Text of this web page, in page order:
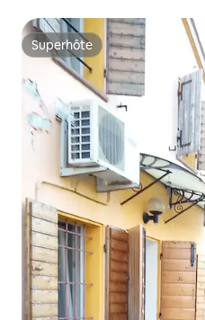
Superhôte
Superhôte